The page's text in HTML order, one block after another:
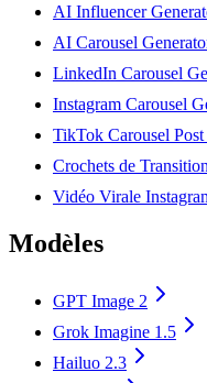
AI Influencer
AI Carousel
LinkedIn Carousel
Instagram Carousel
TikTok Carousel
Crochets de Transition
Vidéo Virale
Modèles
GPT Image 2
Grok Imagine 1.5
Hailuo 2.3